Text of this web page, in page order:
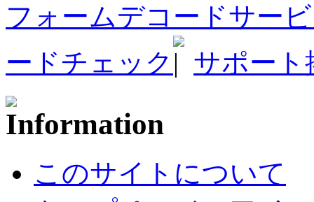
フォームデコードサー
ードチェック
サポート
このサイトについて